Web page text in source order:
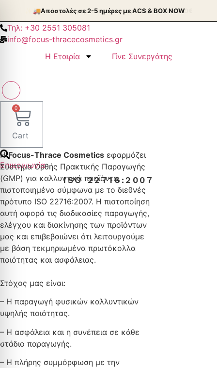
περιεχόμενο
🚚Aποστολές σε 2-5 ημέρες με ACS & BOX NOW
Τηλ: +30 2551 305081
info@focus-thracecosmetics.gr
Η Εταιρία
Γίνε Συνεργάτης
0
Cart
Επικοινωνία
ISO 22716:2007
ΗFocus-Thrace Cosmetics εφαρμόζει
Σύστημα Ορθής Πρακτικής Παραγωγής
(GMP) για καλλυντικά προϊόντα,
πιστοποιημένο σύμφωνα με το διεθνές
πρότυπο ISO 22716:2007. Η πιστοποίηση
αυτή αφορά τις διαδικασίες παραγωγής,
ελέγχου και διακίνησης των προϊόντων
μας και επιβεβαιώνει ότι λειτουργούμε
με βάση τεκμηριωμένα πρωτόκολλα
ποιότητας και ασφάλειας.
Στόχος μας είναι:
– Η παραγωγή φυσικών καλλυντικών
υψηλής ποιότητας.
– Η ασφάλεια και η συνέπεια σε κάθε
στάδιο παραγωγής.
– Η πλήρης συμμόρφωση με την